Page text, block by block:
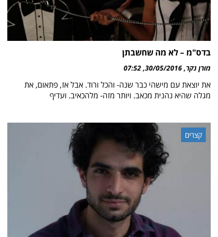
בדס"מ – לא מה שחשבתן
מורן נקר 30/05/2016
07:52
את יוצאת עם מישהי כבר שנה- והכל ורוד. אבל אז, פתאום, את
מגלה שהיא נהנית מכאב. ויותר מזה- מלהכאיב. ועדיף
קצרים